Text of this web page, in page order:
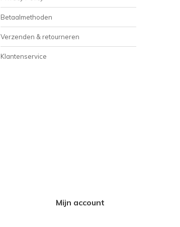
Betaalmethoden
Verzenden & retourneren
Klantenservice
Mijn account